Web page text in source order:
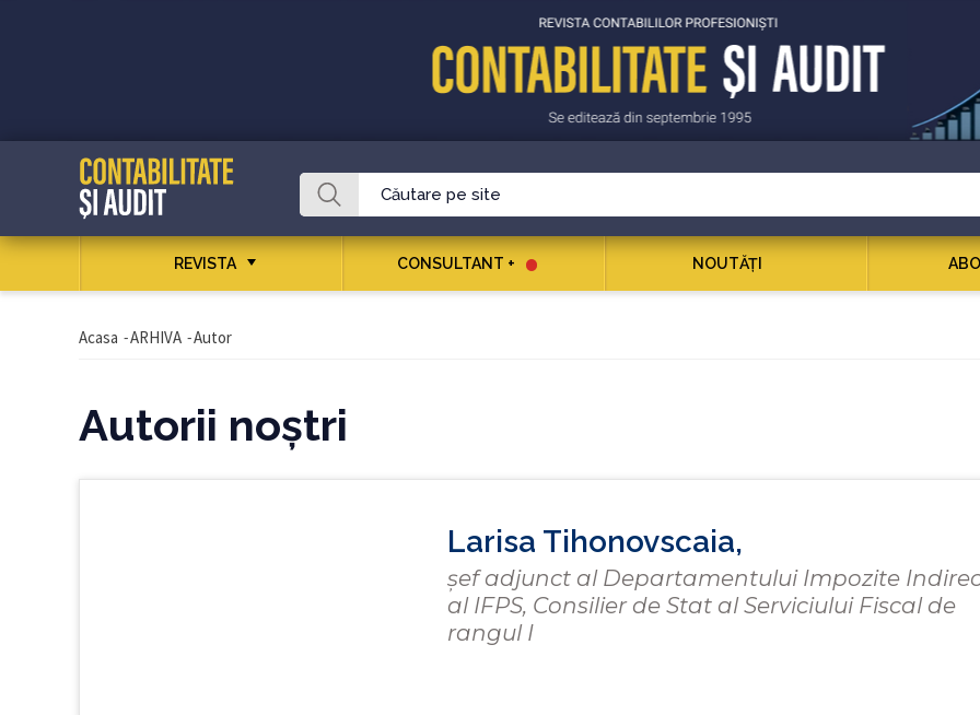
REVISTA CONSULTANT + NOUTĂŢI
Acasa -ARHIVA -Autor
Autorii noştri
Larisa Tihonovscaia,
șef adjunct al Departamentului Impozite
al IFPS, Consilier de Stat al Serviciului Fiscal de
rangul I